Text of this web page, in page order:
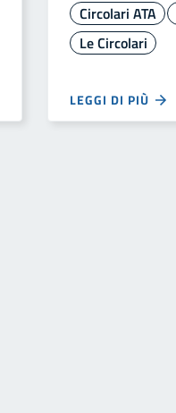
Circolari ATA
Le Circolari
LEGGI DI PIÙ